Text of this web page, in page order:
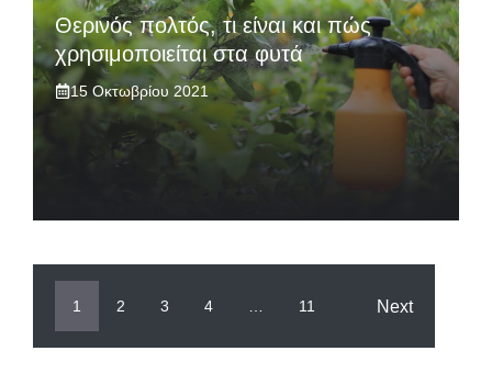
Θερινός πολτός, τι είναι και πώς
χρησιμοποιείται στα φυτά
15 Οκτωβρίου 2021
1 2 3 4 11 Next